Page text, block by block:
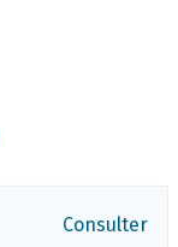
Consulter